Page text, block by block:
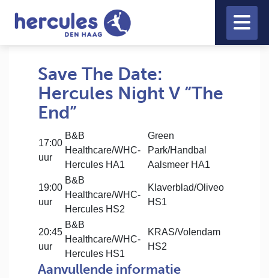
Save The Date:
Hercules Night V “The
End”
17:00
uur
B&B
Healthcare/WHC-
Hercules HA1
Green
Park/Handbal
Aalsmeer HA1
19:00
uur
B&B
Healthcare/WHC-
Hercules HS2
Klaverblad/Oliveo
HS1
20:45
uur
B&B
Healthcare/WHC-
Hercules HS1
KRAS/Volendam
HS2
Aanvullende informatie